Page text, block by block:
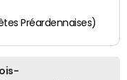
Préardennaises)